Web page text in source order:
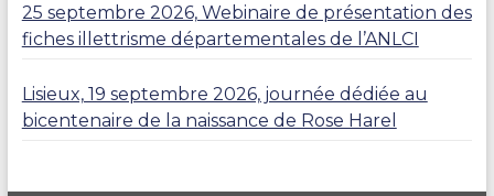
25 septembre 2026, Webinaire de présentation des
fiches illettrisme départementales de l’ANLCI
Lisieux, 19 septembre 2026, journée dédiée au
bicentenaire de la naissance de Rose Harel